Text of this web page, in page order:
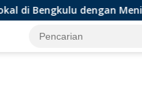
Meningkatkan Ruang